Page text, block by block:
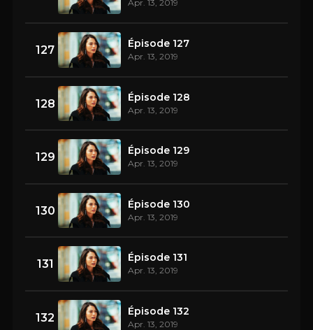
Apr. 13, 2019
127 Épisode 127
Apr. 13, 2019
128 Épisode 128
Apr. 13, 2019
129 Épisode 129
Apr. 13, 2019
130 Épisode 130
Apr. 13, 2019
131 Épisode 131
Apr. 13, 2019
132 Épisode 132
Apr. 13, 2019